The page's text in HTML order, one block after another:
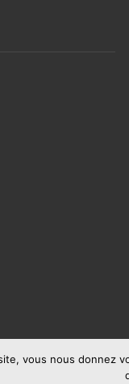
vous nous donnez